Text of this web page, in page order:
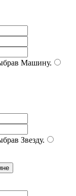
Машину.
Звезду.